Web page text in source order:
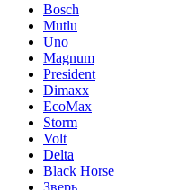
Bosch
Mutlu
Uno
Magnum
President
Dimaxx
EcoMax
Storm
Volt
Delta
Black Horse
Зверь